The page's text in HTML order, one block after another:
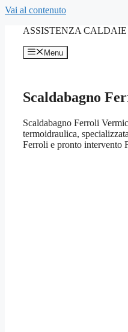
Vai al contenuto
ASSISTENZA
Menu
Scaldabagno
Scaldabagno Ferroli
termoidraulica,
Ferroli e pronto intervento